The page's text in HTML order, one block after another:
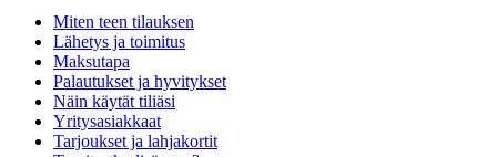
Miten teen tilauksen
Lähetys ja toimitus
Maksutapa
Palautukset ja hyvitykset
Näin käytät tiliäsi
Yritysasiakkaat
Tarjoukset ja lahjakortit